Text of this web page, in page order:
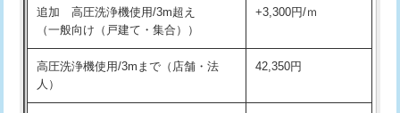
マス交換（深さ50㎝以上） 66,000円
コンクリート斫り（厚さ10㎝まで） 27,500円
コンクリート斫り（厚さ10㎝超え）
持込商品取付（混合水栓） 16,500円
給水管工事※（ホール加工)
追加 高圧洗浄機使用/3m超え
（一般向け（戸建て・集合））
+3,300円/ｍ
高圧洗浄機使用/3mまで（店舗・法
人）
42,350円